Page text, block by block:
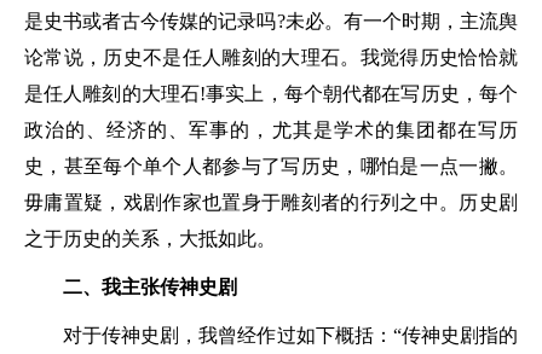
是史书或者古今传媒的记录吗?未必。有一个时期，主流舆
论常说，历史不是任人雕刻的大理石。我觉得历史恰恰就
是任人雕刻的大理石!事实上，每个朝代都在写历史，每个
政治的、经济的、军事的，尤其是学术的集团都在写历
史，甚至每个单个人都参与了写历史，哪怕是一点一撇。
毋庸置疑，戏剧作家也置身于雕刻者的行列之中。历史剧
之于历史的关系，大抵如此。
二、我主张传神史剧
对于传神史剧，我曾经作过如下概括：“传神史剧指的